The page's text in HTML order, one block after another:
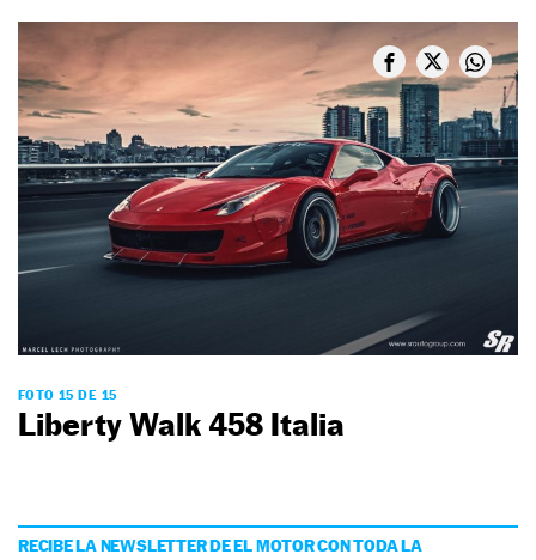
FOTO 15 DE 15
Liberty Walk 458 Italia
RECIBE LA NEWSLETTER DE EL MOTOR CON TODA LA